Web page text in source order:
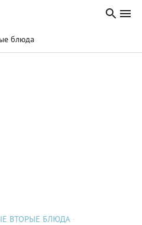
блюда
ВТОРЫЕ БЛЮДА